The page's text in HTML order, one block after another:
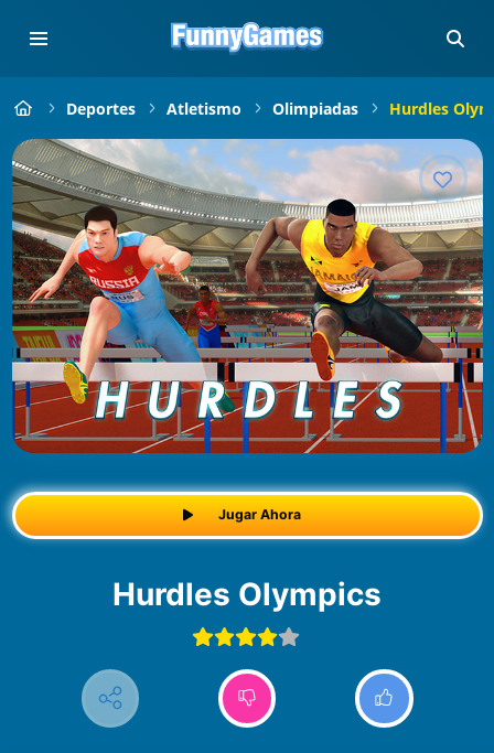
Deportes Atletismo Olimpiadas Hurdles
Jugar Ahora
Hurdles Olympics